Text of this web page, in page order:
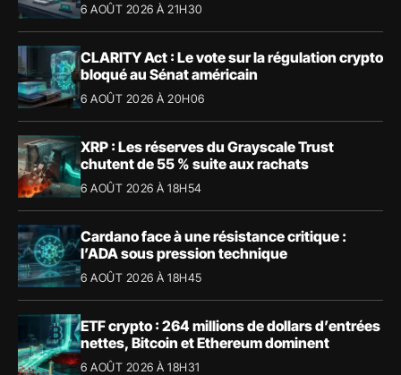
6 AOÛT 2026 À 21H30
CLARITY Act : Le vote sur la régulation crypto
bloqué au Sénat américain
6 AOÛT 2026 À 20H06
XRP : Les réserves du Grayscale Trust
chutent de 55 % suite aux rachats
6 AOÛT 2026 À 18H54
Cardano face à une résistance critique :
l’ADA sous pression technique
6 AOÛT 2026 À 18H45
ETF crypto : 264 millions de dollars d’entrées
nettes, Bitcoin et Ethereum dominent
6 AOÛT 2026 À 18H31